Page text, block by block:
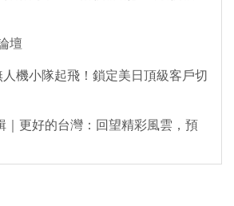
壇
機小隊起飛！鎖定美日頂級客戶切
｜更好的台灣：回望精彩風雲，預